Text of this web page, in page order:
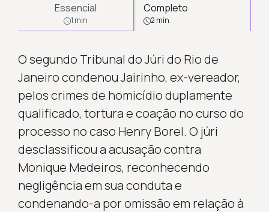
Essencial
1 min
Completo
2 min
O segundo Tribunal do Júri do Rio de
Janeiro condenou Jairinho, ex-vereador,
pelos crimes de homicídio duplamente
qualificado, tortura e coação no curso do
processo no caso Henry Borel. O júri
desclassificou a acusação contra
Monique Medeiros, reconhecendo
negligência em sua conduta e
condenando-a por omissão em relação à